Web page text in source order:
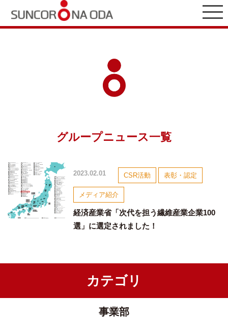
グループニュース一覧
2023.02.01 CSR活動 表彰・認定
メディア紹介
経済産業省「次代を担う繊維産業企業100
選」に選定されました！
カテゴリ
事業部